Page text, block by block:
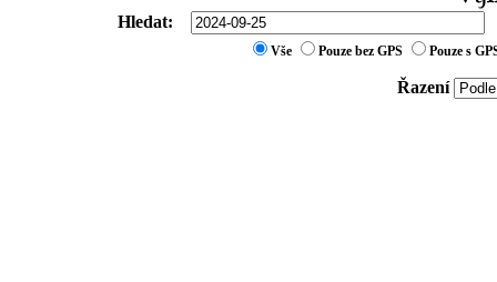
Hledat:
Vše Pouze bez GPS Pouze s
Řazení